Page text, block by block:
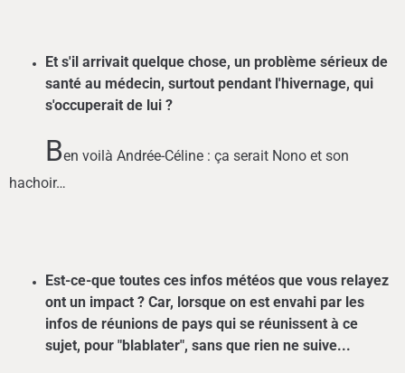
Et s'il arrivait quelque chose, un problème sérieux de
santé au médecin, surtout pendant l'hivernage, qui
s'occuperait de lui ?
Ben voilà Andrée-Céline : ça serait Nono et son
hachoir…
Est-ce-que toutes ces infos météos que vous relayez
ont un impact ? Car, lorsque on est envahi par les
infos de réunions de pays qui se réunissent à ce
sujet, pour "blablater", sans que rien ne suive...